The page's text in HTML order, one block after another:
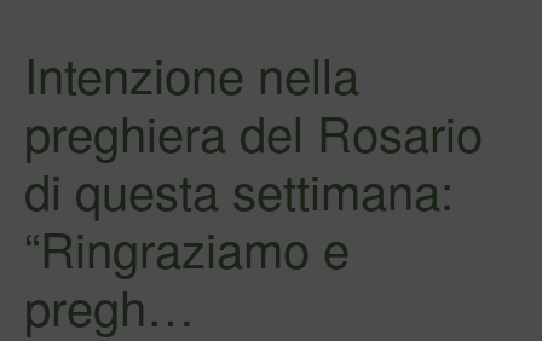
Intenzione nella
preghiera del Rosario
di questa settimana:
“Ringraziamo e
pregh…